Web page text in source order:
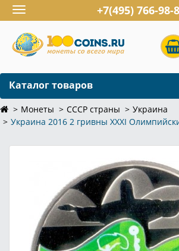
Toggle
navigation
+7(495) 766-98-
Каталог товаров
Монеты СССР страны
Украина
Украина 2016 2 гривны XXXI